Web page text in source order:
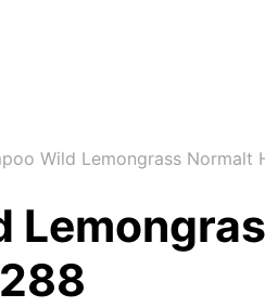
Wild Lemongrass Normalt